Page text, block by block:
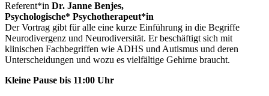
Referent*in Dr. Janne Benjes,
Psychologische* Psychotherapeut*in
Der Vortrag gibt für alle eine kurze Einführung in die Begriffe
Neurodivergenz und Neurodiversität. Er beschäftigt sich mit
klinischen Fachbegriffen wie ADHS und Autismus und deren
Unterscheidungen und wozu es vielfältige Gehirne braucht.
Kleine Pause bis 11:00 Uhr